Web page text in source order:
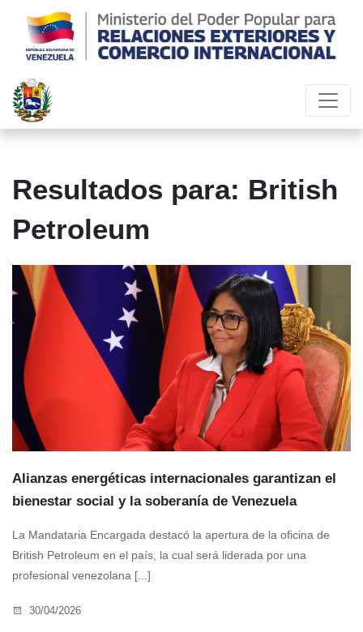
Resultados para: British
Petroleum
Alianzas energéticas internacionales garantizan el
bienestar social y la soberanía de Venezuela
La Mandataria Encargada destacó la apertura de la oficina de
British Petroleum en el país, la cual será liderada por una
profesional venezolana [...]
30/04/2026